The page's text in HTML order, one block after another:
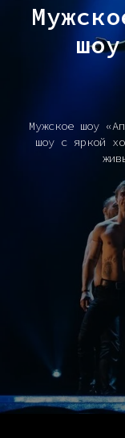
Мужское шоу
шоу с яркой